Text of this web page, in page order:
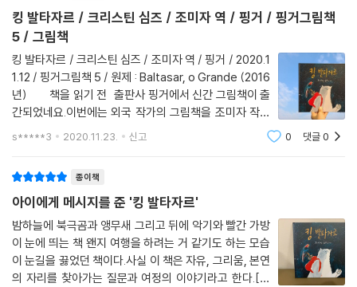
“이 이야기는 진정한 자유를 얻기 위해 포기하지 않는 곰의 이야기다. 심지
어 그곳이 서커스 안의 우리일지라도, 안락한 곳을 떠나, 광활한 세상 속 자
신의 자리를 찾는 것이 쉽다고 누가 말할 수 있겠는가?”
- 가브리엘 루렌소, visao
자신의 자리를 찾아가는 발타자르의 여정은. 때로는 낯설었으며, 때로는
즐거웠고, 두렵고, 외롭기도 하였습니다. 작은 서커스 천막을 벗어나, 낯설
또다시 떠나온 긴 여정의 시간은, 발타자르에게 수많은 선택의 순간을 경
험하게 하였습니다,
자유는 발타자르를 방황하게 만들었습니다. 방황은 발타자르에게 선택할
수 있는 시간을 선물하였습니다. 그리고 스스로에게 진정한 자신의 자아에
대해 질문하게 하였습니다. 그리고 그 질문들은 발타자르를 본연의 자리로
킹 발타자르 / 크리스틴 심즈 / 조미자 역 / 핑거 / 핑거그림책
5 / 그림책
킹 발타자르 / 크리스틴 심즈 / 조미자 역 / 핑거 / 2020.1
1.12 / 핑거그림책 5 / 원제 : Baltasar, o Grande (2016
년) 책을 읽기 전 출판사 핑거에서 신간 그림책이 출
간되었네요.이번에는 외국 작가의 그림책을 조미자 작가
님이 번역을 하셨네요.나침반을 손에 쥐고 있는 것을 보니
s*****3 2020.11.23. 신고 0 댓글0
종이책
아이에게 메시지를 준 '킹 발타자르'
밤하늘에 북극곰과 앵무새 그리고 뒤에 악기와 빨간 가방
이 눈에 띄는 책 왠지 여행을 하려는 거 같기도 하는 모습
이 눈길을 끓었던 책이다.사실 이 책은 자유, 그리움, 본연
의 자리를 찾아가는 질문과 여정의 이야기라고 한다.[발